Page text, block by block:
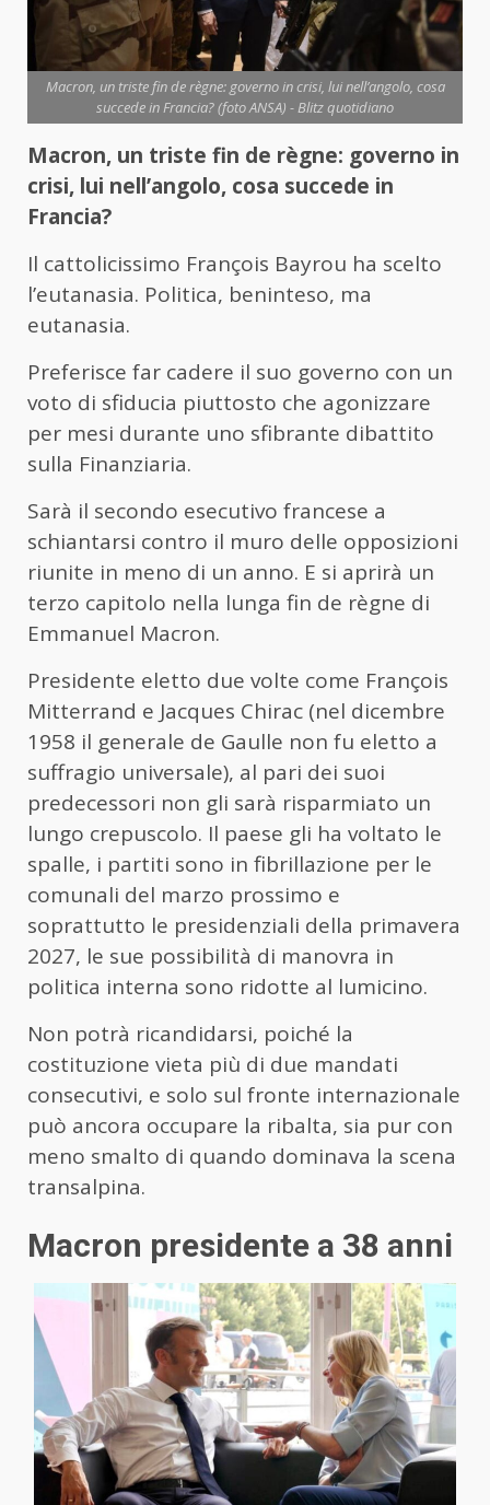
Macron, un triste fin de règne: governo in crisi, lui nell’angolo, cosa
succede in Francia? (foto ANSA) - Blitz quotidiano
Macron, un triste fin de règne: governo in
crisi, lui nell’angolo, cosa succede in
Francia?
Il cattolicissimo François Bayrou ha scelto
l’eutanasia. Politica, beninteso, ma
eutanasia.
Preferisce far cadere il suo governo con un
voto di sfiducia piuttosto che agonizzare
per mesi durante uno sfibrante dibattito
sulla Finanziaria.
Sarà il secondo esecutivo francese a
schiantarsi contro il muro delle opposizioni
riunite in meno di un anno. E si aprirà un
terzo capitolo nella lunga fin de règne di
Emmanuel Macron.
Presidente eletto due volte come François
Mitterrand e Jacques Chirac (nel dicembre
1958 il generale de Gaulle non fu eletto a
suffragio universale), al pari dei suoi
predecessori non gli sarà risparmiato un
lungo crepuscolo. Il paese gli ha voltato le
spalle, i partiti sono in fibrillazione per le
comunali del marzo prossimo e
soprattutto le presidenziali della primavera
2027, le sue possibilità di manovra in
politica interna sono ridotte al lumicino.
Non potrà ricandidarsi, poiché la
costituzione vieta più di due mandati
consecutivi, e solo sul fronte internazionale
può ancora occupare la ribalta, sia pur con
meno smalto di quando dominava la scena
transalpina.
Macron presidente a 38 anni